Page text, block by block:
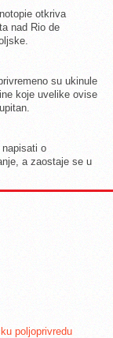
otkriva
nad Rio de
su ukinule
koje uvelike ovise
o
a zaostaje se u
poljoprivredu